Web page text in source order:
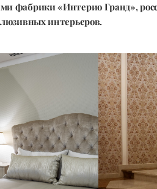
фабрики «Интерио Гранд»,
интерьеров.